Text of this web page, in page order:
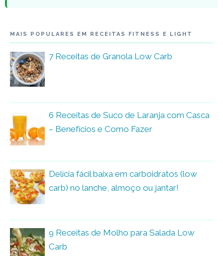
MAIS POPULARES EM RECEITAS FITNESS E LIGHT
7 Receitas de Granola Low Carb
6 Receitas de Suco de Laranja com Casca
– Benefícios e Como Fazer
Delícia fácil baixa em carboidratos (low
carb) no lanche, almoço ou jantar!
9 Receitas de Molho para Salada Low
Carb